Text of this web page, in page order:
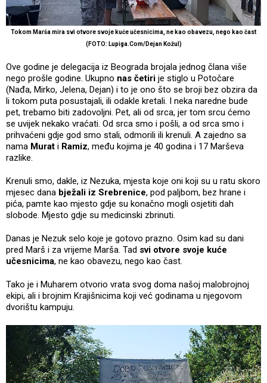
Tokom Marša mira svi otvore svoje kuće učesnicima, ne kao obavezu, nego kao čast
(FOTO: Lupiga.Com/Dejan Kožul)
Ove godine je delegacija iz Beograda brojala jednog člana više
nego prošle godine. Ukupno nas četiri je stiglo u Potočare
(Nađa, Mirko, Jelena, Dejan) i to je ono što se broji bez obzira da
li tokom puta posustajali, ili odakle kretali. I neka naredne bude
pet, trebamo biti zadovoljni. Pet, ali od srca, jer tom srcu ćemo
se uvijek nekako vraćati. Od srca smo i pošli, a od srca smo i
prihvaćeni gdje god smo stali, odmorili ili krenuli. A zajedno sa
nama Murat i Ramiz, među kojima je 40 godina i 17 Marševa
razlike.
Krenuli smo, dakle, iz Nezuka, mjesta koje oni koji su u ratu skoro
mjesec dana bježali iz Srebrenice, pod paljbom, bez hrane i
pića, pamte kao mjesto gdje su konačno mogli osjetiti dah
slobode. Mjesto gdje su medicinski zbrinuti.
Danas je Nezuk selo koje je gotovo prazno. Osim kad su dani
pred Marš i za vrijeme Marša. Tad svi otvore svoje kuće
učesnicima, ne kao obavezu, nego kao čast.
Tako je i Muharem otvorio vrata svog doma našoj malobrojnoj
ekipi, ali i brojnim Krajišnicima koji već godinama u njegovom
dvorištu kampuju.